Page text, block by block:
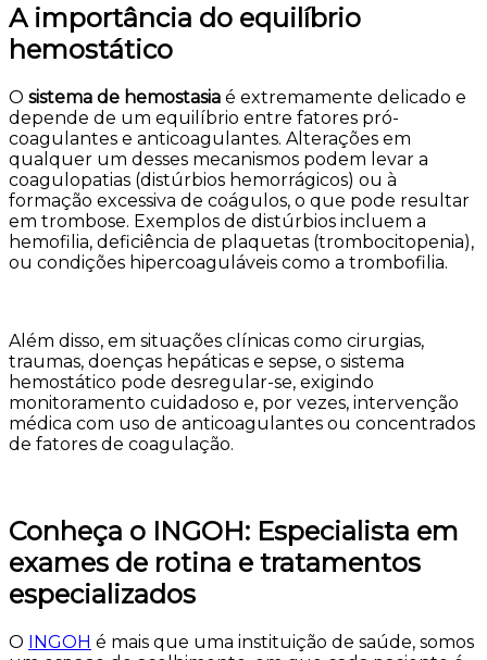
A importância do equilíbrio
hemostático
O sistema de hemostasia é extremamente delicado e
depende de um equilíbrio entre fatores pró-
coagulantes e anticoagulantes. Alterações em
qualquer um desses mecanismos podem levar a
coagulopatias (distúrbios hemorrágicos) ou à
formação excessiva de coágulos, o que pode resultar
em trombose. Exemplos de distúrbios incluem a
hemofilia, deficiência de plaquetas (trombocitopenia),
ou condições hipercoaguláveis como a trombofilia.
Além disso, em situações clínicas como cirurgias,
traumas, doenças hepáticas e sepse, o sistema
hemostático pode desregular-se, exigindo
monitoramento cuidadoso e, por vezes, intervenção
médica com uso de anticoagulantes ou concentrados
de fatores de coagulação.
Conheça o INGOH: Especialista em
exames de rotina e tratamentos
especializados
O INGOH é mais que uma instituição de saúde, somos